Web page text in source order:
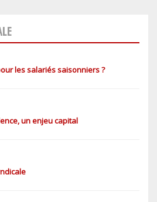
les salariés saisonniers ?
un enjeu capital